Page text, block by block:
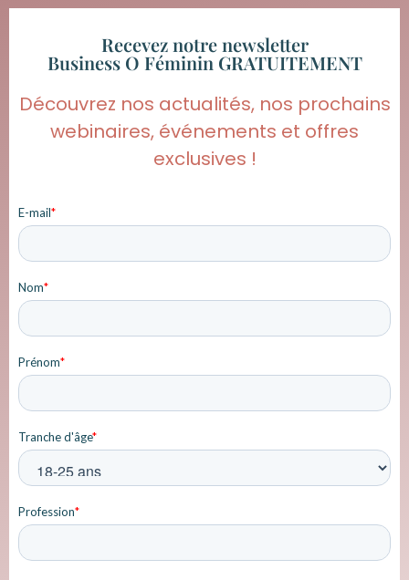
Recevez notre newsletter
Business O Féminin GRATUITEMENT
Découvrez nos actualités, nos prochains
webinaires, événements et offres
exclusives !